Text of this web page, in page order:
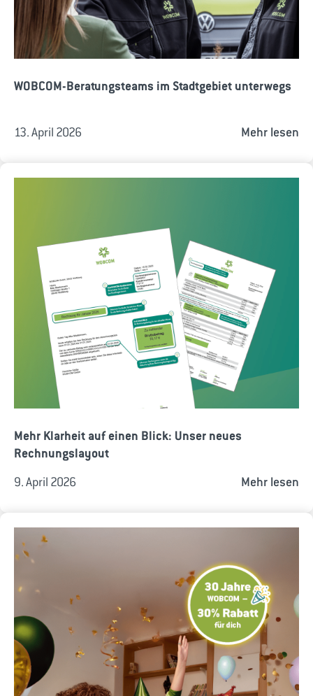
WOBCOM-Beratungsteams im Stadtgebiet unterwegs
13. April 2026 Mehr lesen
Mehr Klarheit auf einen Blick: Unser neues
Rechnungslayout
9. April 2026 Mehr lesen